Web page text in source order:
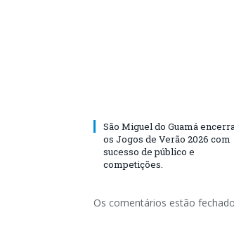
São Miguel do Guamá
os Jogos de Verão 2026 com
sucesso de público e
competições.
Os comentários estão